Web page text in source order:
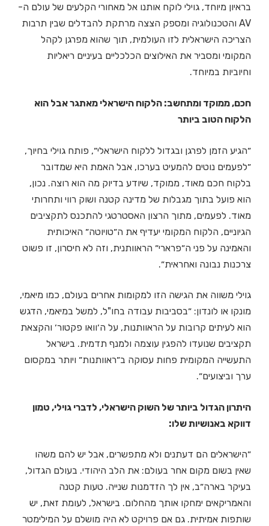
בראיון מיוחד, גוילי לוקח אותנו אל מאחורי הקלעים של עולם ה-
AV והטכנולוגיה ומספק הצצה מרתקת להבדלים שבין תרבות
הצריכה הישראלית לזו העולמית, תוך שהוא מפרגן לקהל
המקומי ומסביר את האילוצים הכלכליים בעיניים ריאליות
וחיוביות במיוחד.
חכם, ממוקד ומתחשב: הלקוח הישראלי מאתגר אבל הוא
הלקוח הטוב ביותר
״הגיע הזמן לפרגן ובגדול ללקוח הישראלי״, פותח גוילי בחיוך,
״לפעמים נוטים להמעיט בערכו, אבל האמת היא שמדובר
בלקוח חכם מאוד, ממוקד, שיודע בדיוק מה הוא רוצה. נכון,
הוא פועל בתוך מגבלות של מדינה קטנה ושוק רווי ותחרותי
מאוד. לפעמים, מתוך הרצון האסטרטגי להתכנס לתקציבים
הגיוניים, הלקוח המקומי יעדיף את ה״טויוטה״ האיכותית
והאמינה על פני ה״פרארי״ הראוותנית, וזה לא חיסרון, זו פשוט
צרכנות נבונה ואחראית״.
גוילי משווה את הגישה הזו למקומות אחרים בעולם, כמו מיאמי,
מונקו או לונדון: ״בסביבות עבודה בחו"ל, למשל במיאמי, הדגש
הוא לעיתים קרובות על הראוותנות, על ה׳וואו פקטור׳ והקצאת
תקציבים שנועדו להפגין עוצמה ולמנף תדמית. בישראל
התעשייה המקומית פחות עסוקה ב״ראוותנות״ ויותר במקסום
ערך וביצועים״.
היתרון הגדול ביותר של השוק הישראלי, לדברי גוילי, טמון
דווקא באנושיות שלו:
״הישראלים הם דעתנים ולא מתפשרים, אבל יש להם משהו
שאין בשום מקום אחר בעולם: את הלב היהודי. בעולם הגדול,
בעיקר בארה״ב, אין לך הזדמנות שנייה. טעות קטנה
והאמריקאים ימחקו אותך מהחלום. בישראל, לעומת זאת, יש
שותפות אמיתית. גם אם פרויקט לא היה מושלם על המילימטר